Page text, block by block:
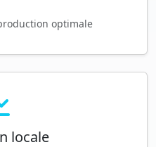
optimale
locale